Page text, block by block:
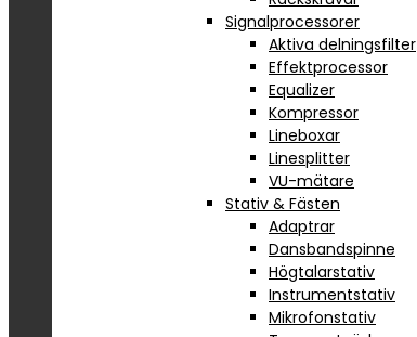
Signalprocessorer
Aktiva delningsfilter
Effektprocessor
Equalizer
Kompressor
Lineboxar
Linesplitter
VU-mätare
Stativ & Fästen
Adaptrar
Dansbandspinne
Högtalarstativ
Instrumentstativ
Mikrofonstativ